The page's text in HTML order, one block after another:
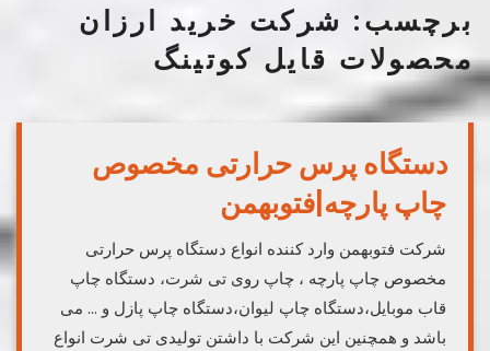
برچسب: شرکت خرید ارزان
محصولات قایل کوتینگ
دستگاه پرس حرارتی مخصوص
چاپ پارچه|فتوبهمن
شرکت فتوبهمن وارد کننده انواع دستگاه پرس حرارتی
مخصوص چاپ پارچه ، چاپ روی تی شرت، دستگاه چاپ
قاب موبایل،دستگاه چاپ لیوان،دستگاه چاپ پازل و … می
باشد و همچنین این شرکت با داشتن تولیدی تی شرت انواع